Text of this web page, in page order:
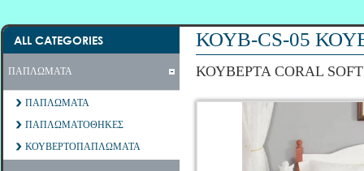
ALL CATEGORIES
ΠΑΠΛΩΜΑΤΑ
ΠΑΠΛΩΜΑΤΑ
ΠΑΠΛΩΜΑΤΟΘΗΚΕΣ
ΚΟΥΒΕΡΤΟΠΑΠΛΩΜΑΤΑ
ΚΟΥΒ-CS-05
ΚΟΥΒΕΡΤΑ CORAL